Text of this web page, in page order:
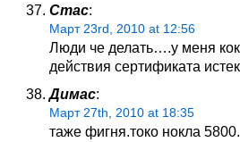
Стас:
Март 23rd, 2010 at 12:56
Люди че делать….у меня
действия сертификата
Димас:
Март 27th, 2010 at 18:35
таже фигня.токо нокла